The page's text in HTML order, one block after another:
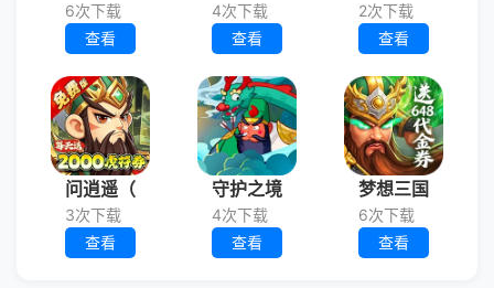
6次下载
查看
4次下载
查看
2次下载
查看
问逍遥（
3次下载
查看
守护之境
4次下载
查看
梦想三国
6次下载
查看